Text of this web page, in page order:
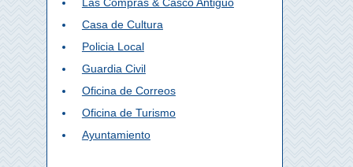
Casa de Cultura
Policia Local
Guardia Civil
Oficina de Correos
Oficina de Turismo
Ayuntamiento